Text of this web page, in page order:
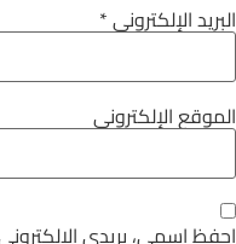
البريد الإلكتروني*
الموقع الإلكتروني
احفظ اسمي، بريدي